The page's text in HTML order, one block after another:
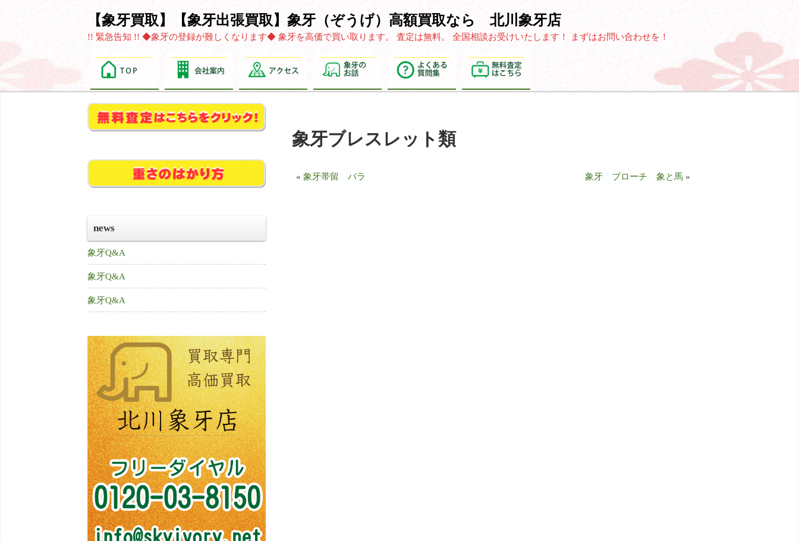
【象牙買取】【象牙出張買取】象牙（ぞうげ）高額買取なら 北川象牙店
!! 緊急告知 !! ◆象牙の登録が難しくなります◆ 象牙を高価で買い取ります。 査定は無料。 全国相談お受けいたします！ まずはお問い合わせを！
象牙ブレスレット類
«象牙帯留 バラ 象牙 ブローチ 象と馬»
news
象牙Q&A
象牙Q&A
象牙Q&A